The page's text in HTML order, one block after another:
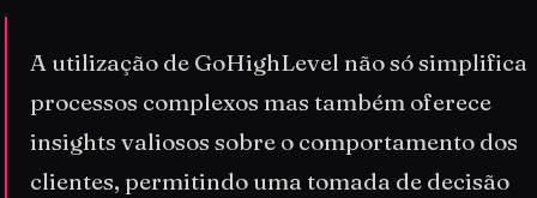
A utilização de GoHighLevel não só simplifica
processos complexos mas também oferece
insights valiosos sobre o comportamento dos
clientes, permitindo uma tomada de decisão